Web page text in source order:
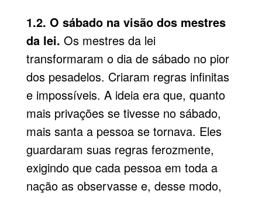
1.2. O sábado na visão dos mestres
da lei. Os mestres da lei
transformaram o dia de sábado no pior
dos pesadelos. Criaram regras infinitas
e impossíveis. A ideia era que, quanto
mais privações se tivesse no sábado,
mais santa a pessoa se tornava. Eles
guardaram suas regras ferozmente,
exigindo que cada pessoa em toda a
nação as observasse e, desse modo,